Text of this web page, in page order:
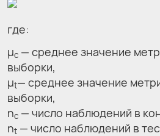
где:
μc — среднее значение
выборки,
μt— среднее значение
выборки,
nc — число наблюдений в
nt — число наблюдений в